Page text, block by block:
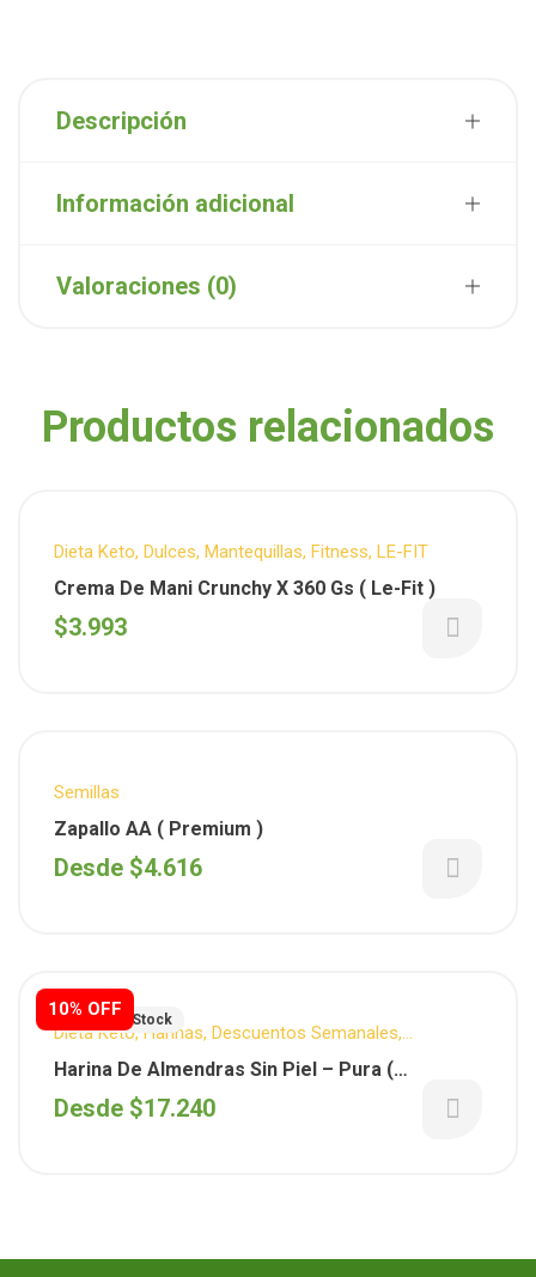
Descripción
Información adicional
Valoraciones (0)
Productos relacionados
Dieta Keto, Dulces, Mantequillas, Fitness, LE-FIT
Crema De Mani Crunchy X 360 Gs ( Le-Fit )
$3.993
Semillas
Zapallo AA ( Premium )
Desde $4.616
10% OFF
Fuera De Stock
Dieta Keto, Harinas, Descuentos Semanales,
Reposteria
Harina De Almendras Sin Piel – Pura (
Importada )
Desde $17.240